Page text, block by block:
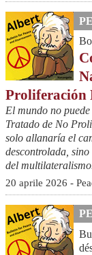
Proliferación
El mundo no
Tratado de No
solo allanaría el
descontrolada,
del
20 aprile 2026 -